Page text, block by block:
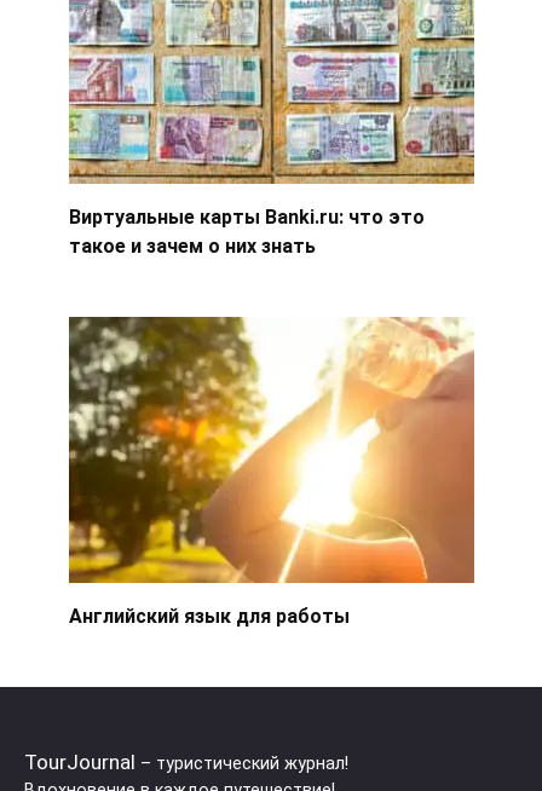
Виртуальные карты Banki.ru: что это
такое и зачем о них знать
Английский язык для работы
TourJournal – туристический журнал!